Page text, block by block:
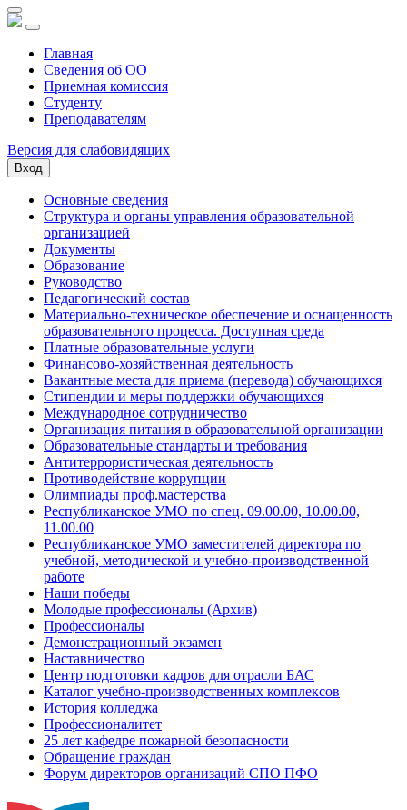
Главная
Сведения об ОО
Приемная комиссия
Студенту
Преподавателям
Версия для слабовидящих
Вход
Основные сведения
Структура и органы управления образовательной
организацией
Документы
Образование
Руководство
Педагогический состав
Материально-техническое обеспечение и оснащенность
образовательного процесса. Доступная среда
Платные образовательные услуги
Финансово-хозяйственная деятельность
Вакантные места для приема (перевода) обучающихся
Стипендии и меры поддержки обучающихся
Международное сотрудничество
Организация питания в образовательной организации
Образовательные стандарты и требования
Антитеррористическая деятельность
Противодействие коррупции
Олимпиады проф.мастерства
Республиканское УМО по спец. 09.00.00, 10.00.00,
11.00.00
Республиканское УМО заместителей директора по
учебной, методической и учебно-производственной
работе
Наши победы
Молодые профессионалы (Архив)
Профессионалы
Демонстрационный экзамен
Наставничество
Центр подготовки кадров для отрасли БАС
Каталог учебно-производственных комплексов
История колледжа
Профессионалитет
25 лет кафедре пожарной безопасности
Обращение граждан
Форум директоров организаций СПО ПФО